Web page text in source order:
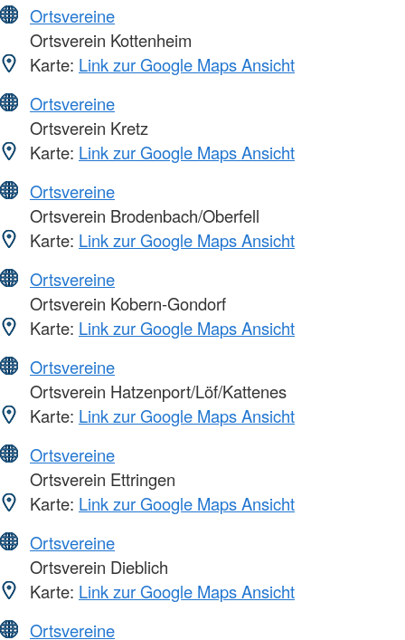
Ortsvereine
Ortsverein Kottenheim
Karte: Link zur Google Maps Ansicht
Ortsvereine
Ortsverein Kretz
Karte: Link zur Google Maps Ansicht
Ortsvereine
Ortsverein Brodenbach/Oberfell
Karte: Link zur Google Maps Ansicht
Ortsvereine
Ortsverein Kobern-Gondorf
Karte: Link zur Google Maps Ansicht
Ortsvereine
Ortsverein Hatzenport/Löf/Kattenes
Karte: Link zur Google Maps Ansicht
Ortsvereine
Ortsverein Ettringen
Karte: Link zur Google Maps Ansicht
Ortsvereine
Ortsverein Dieblich
Karte: Link zur Google Maps Ansicht
Ortsvereine